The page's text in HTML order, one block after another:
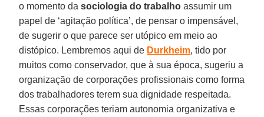
o momento da sociologia do trabalho assumir um
papel de ‘agitação política’, de pensar o impensável,
de sugerir o que parece ser utópico em meio ao
distópico. Lembremos aqui de Durkheim, tido por
muitos como conservador, que à sua época, sugeriu a
organização de corporações profissionais como forma
dos trabalhadores terem sua dignidade respeitada.
Essas corporações teriam autonomia organizativa e